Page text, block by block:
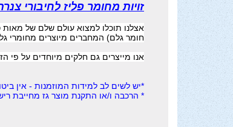
זויות מחומר פליז לחיבורי
אצלנו תוכלו למצוא עולם שלם של מאות
חומר גלם) המחברים מיוצרים מחומרי
אנו מייצרים גם חלקים מיוחדים על פי
*יש לשים לב למידות המוזמנות - אין
* הרכבה ו/או התקנת מוצר גז מחייבת